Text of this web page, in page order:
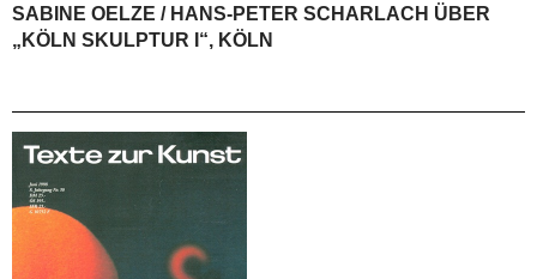
SABINE OELZE / HANS-PETER SCHARLACH ÜBER
„KÖLN SKULPTUR I“, KÖLN